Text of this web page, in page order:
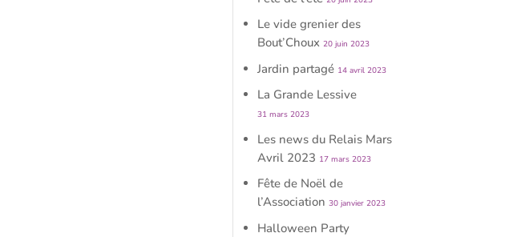
Le vide grenier des
Bout’Choux 20 juin 2023
Jardin partagé 14 avril 2023
La Grande Lessive
31 mars 2023
Les news du Relais Mars
Avril 2023 17 mars 2023
Fête de Noël de
l’Association 30 janvier 2023
Halloween Party